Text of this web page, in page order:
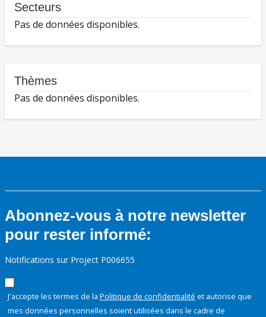
Secteurs
Pas de données disponibles.
Thèmes
Pas de données disponibles.
Abonnez-vous à notre newsletter
pour rester informé:
Notifications sur Project P006655
J'accepte les termes de la Politique de confidentialité et autorise que
mes données personnelles soient utilisées dans le cadre de